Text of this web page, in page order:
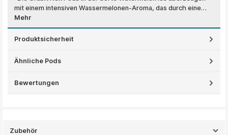
mit einem intensiven Wassermelonen-Aroma, das durch eine…
Mehr
Produktsicherheit
Ähnliche Pods
Bewertungen
Zubehör